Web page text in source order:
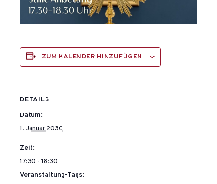
ZUM KALENDER HINZUFÜGEN
DETAILS
Datum:
1. Januar 2030
Zeit:
17:30 - 18:30
Veranstaltung-Tags: